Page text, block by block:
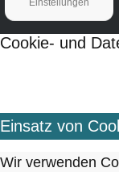
Einstellungen
Cookie- und
Einsatz von
Wir verwenden